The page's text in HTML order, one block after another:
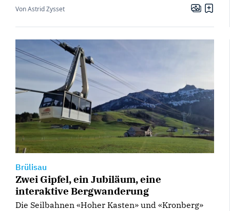
Von Astrid Zysset
Brülisau
Zwei Gipfel, ein Jubiläum, eine
interaktive Bergwanderung
Die Seilbahnen «Hoher Kasten» und «Kronberg»